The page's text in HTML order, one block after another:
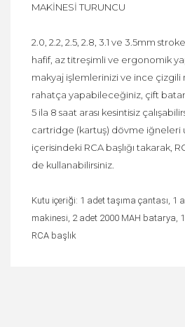
MAKİNESİ TURUNCU
2.0, 2.2, 2.5, 2.8, 3.1 ve 3.5mm
hafif, az titreşimli ve ergonomik
makyaj işlemlerinizi ve ince
rahatça yapabileceğiniz, çift
5 ila 8 saat arası kesintisiz
cartridge (kartuş) dövme iğneleri
içerisindeki RCA başlığı takarak,
de kullanabilirsiniz.
Kutu içeriği: 1 adet taşıma çantası, 1
makinesi, 2 adet 2000 MAH batarya,
RCA başlık